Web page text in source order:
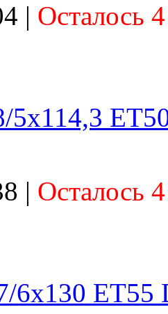
| Осталось
| Осталось
6x130 ET55